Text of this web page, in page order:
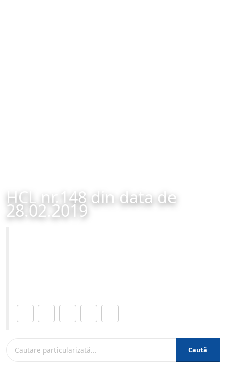
HCL nr.148 din data de
28.02.2019
Caută